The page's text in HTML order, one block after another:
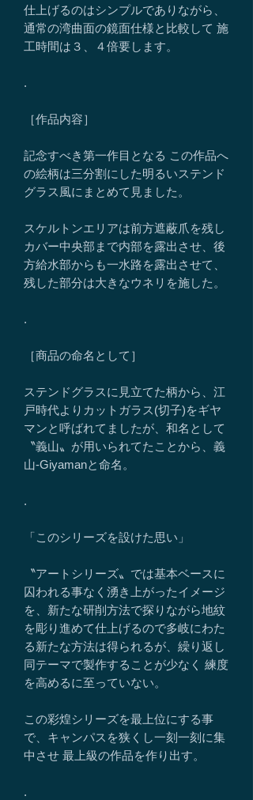
仕上げるのはシンプルでありながら、
通常の湾曲面の鏡面仕様と比較して 施
工時間は３、４倍要します。
.
［作品内容］
記念すべき第一作目となる この作品へ
の絵柄は三分割にした明るいステンド
グラス風にまとめて見ました。
スケルトンエリアは前方遮蔽爪を残し
カバー中央部まで内部を露出させ、後
方給水部からも一水路を露出させて、
残した部分は大きなウネリを施した。
.
［商品の命名として］
ステンドグラスに見立てた柄から、江
戸時代よりカットガラス(切子)をギヤ
マンと呼ばれてましたが、和名として
〝義山〟が用いられてたことから、義
山-Giyamanと命名。
.
「このシリーズを設けた思い」
〝アートシリーズ〟では基本ベースに
囚われる事なく湧き上がったイメージ
を、新たな研削方法で探りながら地紋
を彫り進めて仕上げるので多岐にわた
る新たな方法は得られるが、繰り返し
同テーマで製作することが少なく 練度
を高めるに至っていない。
この彩煌シリーズを最上位にする事
で、キャンパスを狭くし一刻一刻に集
中させ 最上級の作品を作り出す。
.